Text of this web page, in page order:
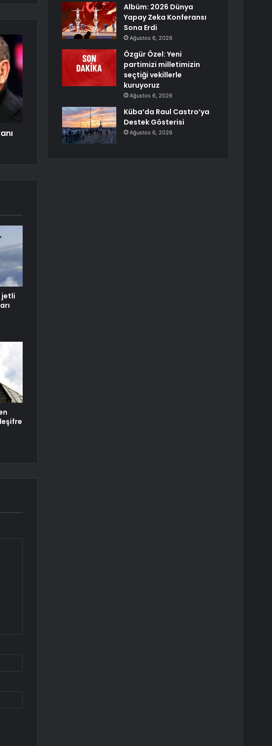
jetli
Albüm: 2026 Dünya
Yapay Zeka Konferansı
Sona Erdi
Ağustos 6, 2026
Özgür Özel: Yeni
partimizi milletimizin
seçtiği vekillerle
kuruyoruz
Ağustos 6, 2026
Küba’da Raul Castro’ya
Destek Gösterisi
Ağustos 6, 2026